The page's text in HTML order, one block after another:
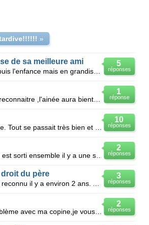
»
5
réponses
de sa meilleure ami
Bon voila ma meilleur ami on se connais depuis l'enfance mais en grandissant elle a arreter de me fr
1
réponse
Bonjour,le pere de mes enfants vient de les reconnaitre ,l'ainée aura bientôt 15 ans et refuse cette
10
réponses
2
réponses
Slt g 12ans et une fille de 14ans me plais on est sorti ensemble il y a une semaine mes elle a dis q
3
réponses
du père
2
réponses
Bonosir, s'il vous plait,je viens d'avoir un problème avec ma copine,je vous explique ça fait 8 mo